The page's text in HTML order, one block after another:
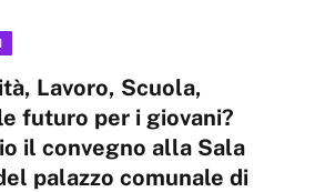
Lavoro, Scuola,
futuro per i giovani?
il convegno alla Sala
palazzo comunale di